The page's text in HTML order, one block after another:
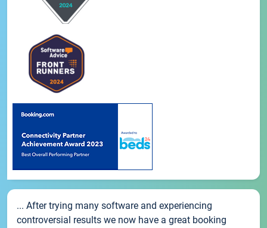
... After trying many software and experiencing
controversial results we now have a great booking